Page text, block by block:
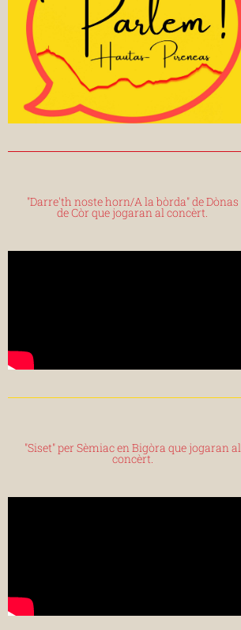
"Darre'th noste horn/A la bòrda" de Dònas
de Còr que jogaran al concèrt.
"Siset" per Sèmiac en Bigòra que jogaran al
concèrt.